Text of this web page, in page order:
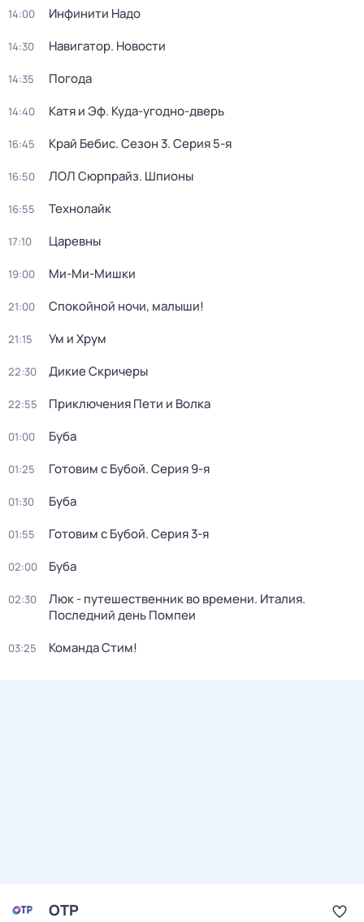
14:00 Инфинити Надо
14:30 Навигатор. Новости
14:35 Погода
14:40 Катя и Эф. Куда-угодно-дверь
16:45 Край Бебис. Сезон 3. Серия 5-я
16:50 ЛОЛ Сюрпрайз. Шпионы
16:55 Технолайк
17:10 Царевны
19:00 Ми-Ми-Мишки
21:00 Спокойной ночи, малыши!
21:15 Ум и Хрум
22:30 Дикие Скричеры
22:55 Приключения Пети и Волка
01:00 Буба
01:25 Готовим с Бубой. Серия 9-я
01:30 Буба
01:55 Готовим с Бубой. Серия 3-я
02:00 Буба
02:30
Люк - путешественник во времени. Италия.
Последний день Помпеи
03:25 Команда Стим!
ОТР